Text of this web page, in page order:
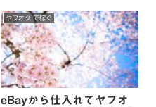
ヤフオク!で稼ぐ
eBayから仕入れてヤフオ